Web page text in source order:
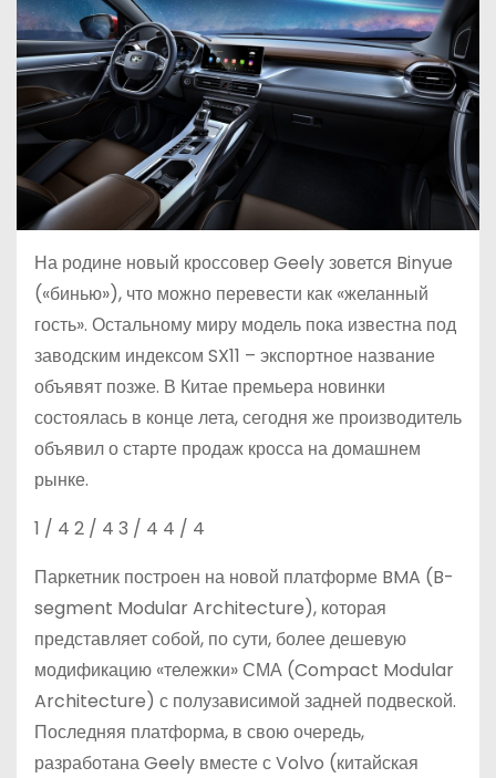
На родине новый кроссовер Geely зовется Binyue
(«бинью»), что можно перевести как «желанный
гость». Остальному миру модель пока известна под
заводским индексом SX11 – экспортное название
объявят позже. В Китае премьера новинки
состоялась в конце лета, сегодня же производитель
объявил о старте продаж кросса на домашнем
рынке.
1 / 4 2 / 4 3 / 4 4 / 4
Паркетник построен на новой платформе BMA (B-
segment Modular Architecture), которая
представляет собой, по сути, более дешевую
модификацию «тележки» СМА (Compact Modular
Architecture) с полузависимой задней подвеской.
Последняя платформа, в свою очередь,
разработана Geely вместе с Volvo (китайская